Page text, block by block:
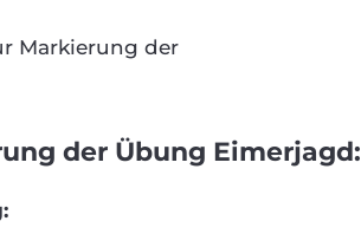
Markierung der
der Übung Eimerjagd: